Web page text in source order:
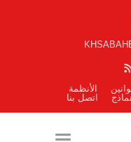
الأنظمة
نماذج اتصل بنا